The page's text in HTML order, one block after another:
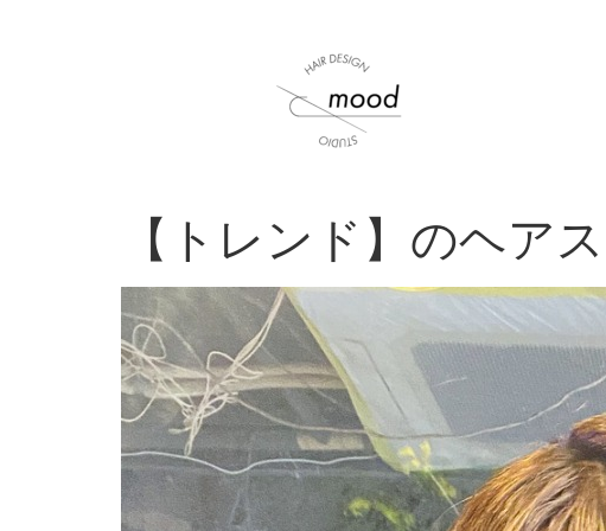
【トレンド】のヘア